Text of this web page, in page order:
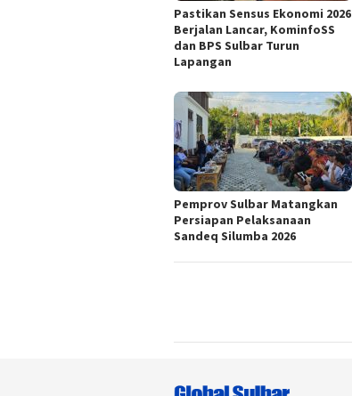
Pastikan Sensus Ekonomi 2026
Berjalan Lancar, KominfoSS
dan BPS Sulbar Turun
Lapangan
Pemprov Sulbar Matangkan
Persiapan Pelaksanaan
Sandeq Silumba 2026